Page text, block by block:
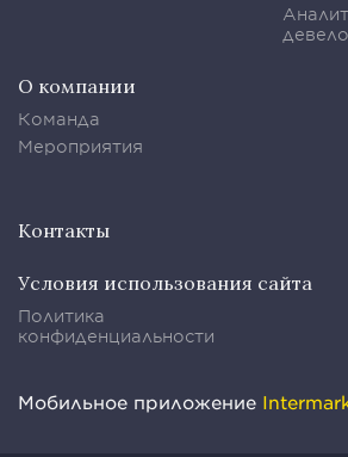
О компании
Команда
Мероприятия
Контакты
Условия использования сайта
Политика
конфиденциальности
Мобильное приложение